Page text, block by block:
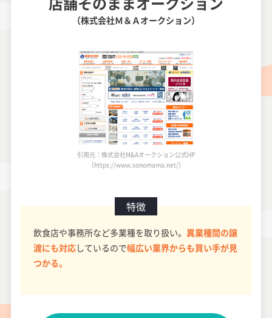
（株式会社Ｍ＆Ａオークション）
引用元：株式会社M&Aオークション公式HP
（https://www.sonomama.net/）
特徴
飲食店や事務所など多業種を取り扱い。 異業種間の譲
渡にも対応しているので幅広い業界からも買い手が見
つかる。